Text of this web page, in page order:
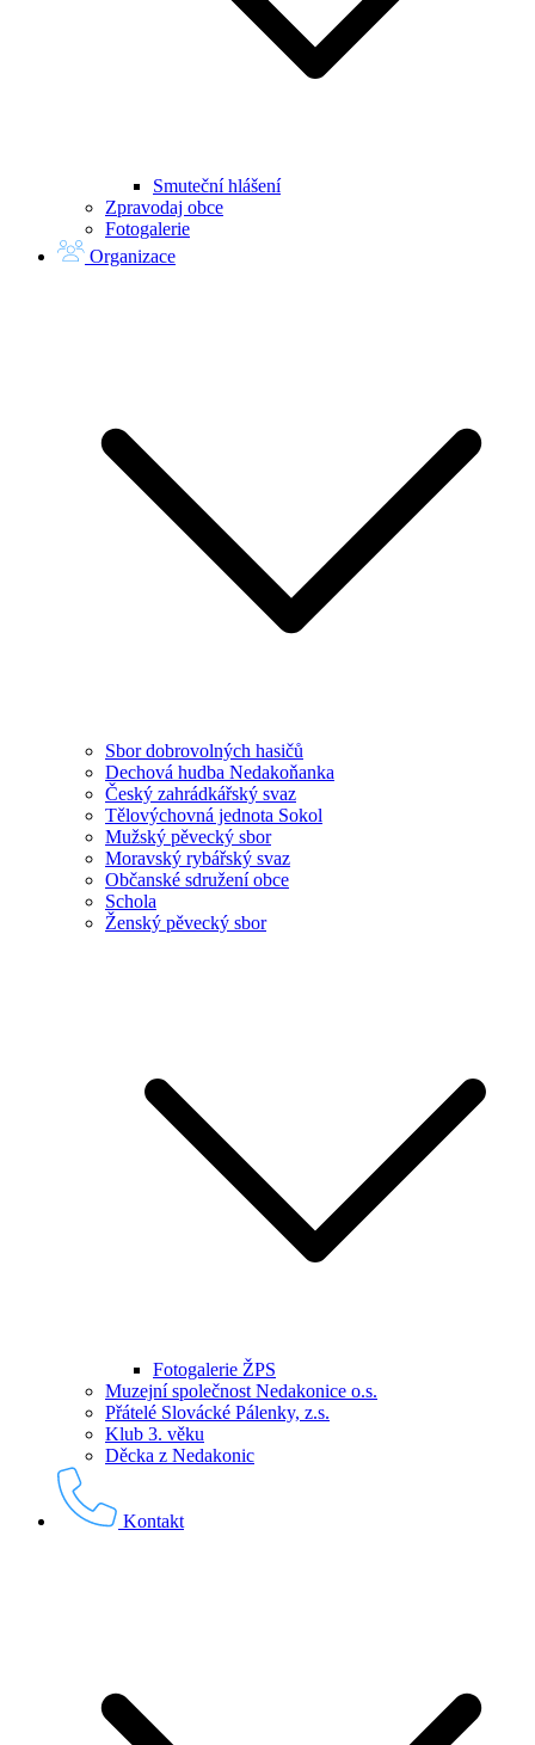
Smuteční hlášení
Zpravodaj obce
Fotogalerie
Organizace
Sbor dobrovolných hasičů
Dechová hudba Nedakoňanka
Český zahrádkářský svaz
Tělovýchovná jednota Sokol
Mužský pěvecký sbor
Moravský rybářský svaz
Občanské sdružení obce
Schola
Ženský pěvecký sbor
Fotogalerie ŽPS
Muzejní společnost Nedakonice o.s.
Přátelé Slovácké Pálenky, z.s.
Klub 3. věku
Děcka z Nedakonic
Kontakt